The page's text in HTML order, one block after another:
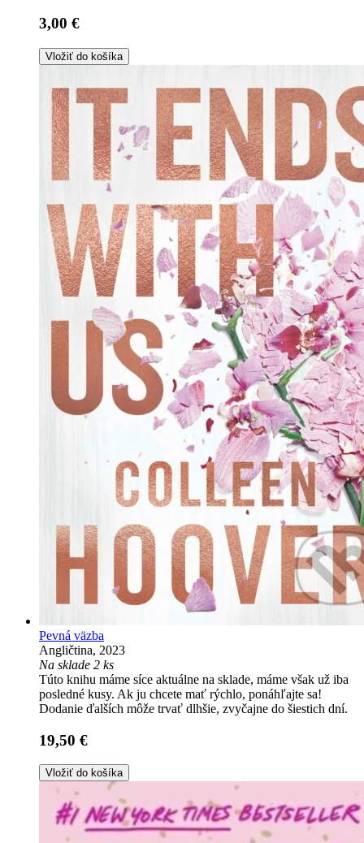
3,00 €
Vložiť do košíka
Pevná väzba
Angličtina, 2023
Na sklade 2 ks
Túto knihu máme síce aktuálne na sklade, máme však už iba
posledné kusy. Ak ju chcete mať rýchlo, ponáhľajte sa!
Dodanie ďalších môže trvať dlhšie, zvyčajne do šiestich dní.
19,50 €
Vložiť do košíka